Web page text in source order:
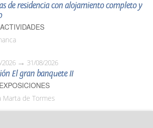
de residencia con alojamiento completo y
2026 31/08/2026
El gran banquete II
Marta de Tormes